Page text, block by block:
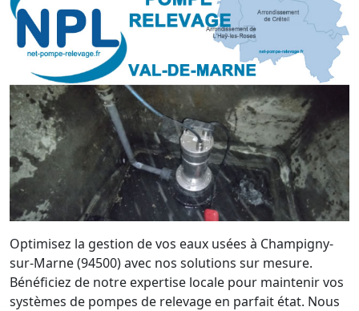
Optimisez la gestion de vos eaux usées à Champigny-
sur-Marne (94500) avec nos solutions sur mesure.
Bénéficiez de notre expertise locale pour maintenir vos
systèmes de pompes de relevage en parfait état. Nous